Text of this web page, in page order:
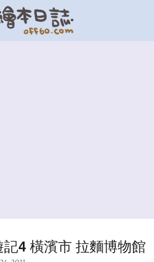
記4 橫濱市 拉麵博物館